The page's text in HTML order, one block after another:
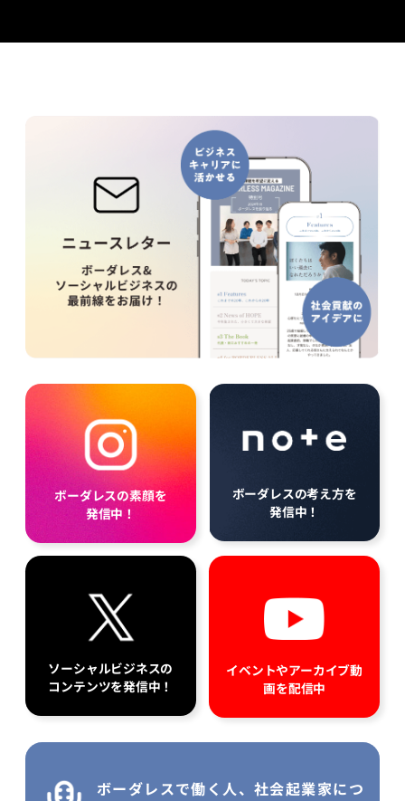
ボーダレスの素顔を
発信中！
ボーダレスの考え方を
発信中！
ソーシャルビジネスの
コンテンツを発信中！
イベントやアーカイブ動
画を配信中
ボーダレスで働く人、社会起業家につ